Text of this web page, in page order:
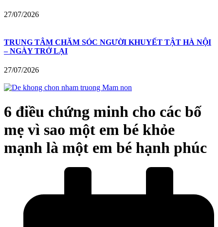
27/07/2026
TRUNG TÂM CHĂM SÓC NGƯỜI KHUYẾT TẬT HÀ NỘI
– NGÀY TRỞ LẠI
27/07/2026
6 điều chứng minh cho các bố
mẹ vì sao một em bé khỏe
mạnh là một em bé hạnh phúc